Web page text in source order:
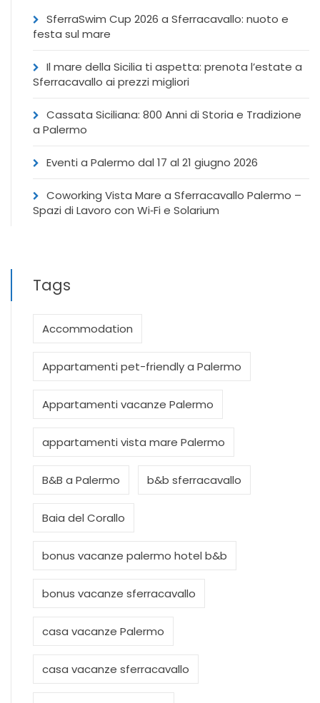
SferraSwim Cup 2026 a Sferracavallo: nuoto e
festa sul mare
Il mare della Sicilia ti aspetta: prenota l’estate a
Sferracavallo ai prezzi migliori
Cassata Siciliana: 800 Anni di Storia e Tradizione
a Palermo
Eventi a Palermo dal 17 al 21 giugno 2026
Coworking Vista Mare a Sferracavallo Palermo –
Spazi di Lavoro con Wi‑Fi e Solarium
Tags
Accommodation
Appartamenti pet-friendly a Palermo
Appartamenti vacanze Palermo
appartamenti vista mare Palermo
B&B a Palermo b&b sferracavallo
Baia del Corallo
bonus vacanze palermo hotel b&b
bonus vacanze sferracavallo
casa vacanze Palermo
casa vacanze sferracavallo